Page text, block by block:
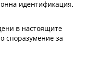
идентификация,
в настоящите
споразумение за